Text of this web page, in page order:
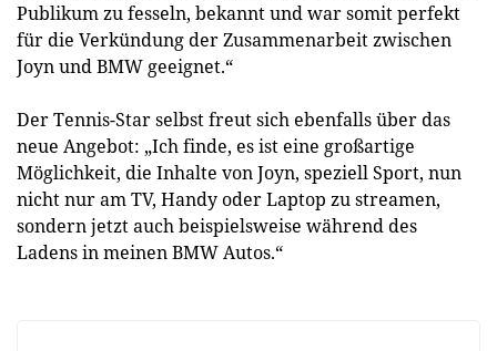
Publikum zu fesseln, bekannt und war somit perfekt
für die Verkündung der Zusammenarbeit zwischen
Joyn und BMW geeignet.“
Der Tennis-Star selbst freut sich ebenfalls über das
neue Angebot: „Ich finde, es ist eine großartige
Möglichkeit, die Inhalte von Joyn, speziell Sport, nun
nicht nur am TV, Handy oder Laptop zu streamen,
sondern jetzt auch beispielsweise während des
Ladens in meinen BMW Autos.“